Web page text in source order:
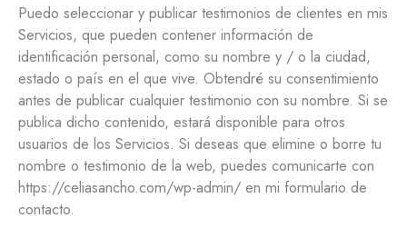
Puedo seleccionar y publicar testimonios de clientes en mis
Servicios, que pueden contener información de
identificación personal, como su nombre y / o la ciudad,
estado o país en el que vive. Obtendré su consentimiento
antes de publicar cualquier testimonio con su nombre. Si se
publica dicho contenido, estará disponible para otros
usuarios de los Servicios. Si deseas que elimine o borre tu
nombre o testimonio de la web, puedes comunicarte con
https://celiasancho.com/wp-admin/ en mi formulario de
contacto.